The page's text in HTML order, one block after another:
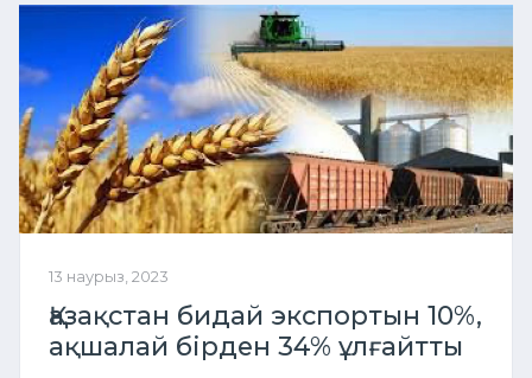
13 наурыз, 2023
Қазақстан бидай экспортын 10%,
ақшалай бірден 34% ұлғайтты